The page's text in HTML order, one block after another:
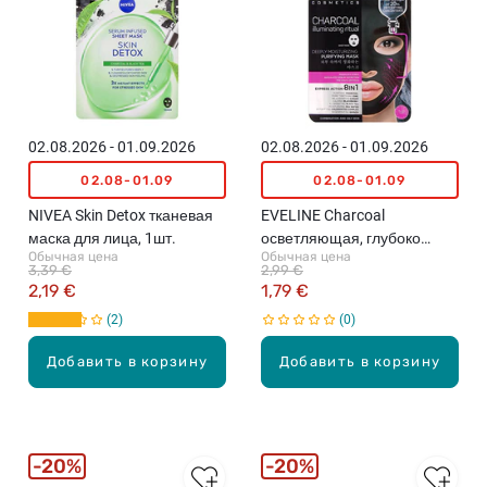
Добавить в корзину
02.08.2026 - 01.09.2026
02.08-01.09
NIVEA Skin Detox тканевая
маска для лица, 1шт.
Обычная цена
2,19 €
3,39 €
2
Добавить в корзину
02.08.2026 - 01.09.2026
02.08-01.09
EVELINE Charcoal
осветляющая, глубоко
очищающая и
увлажняющая маска, 20мл
Обычная цена
1,79 €
2,99 €
0
20% 20%